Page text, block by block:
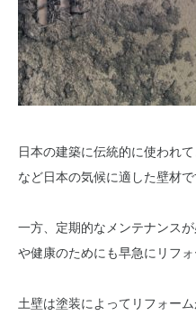
日本の建築に伝統的に使われ
など日本の気候に適した壁材で
一方、定期的なメンテナンス
や健康のためにも早急にリフ
土壁は塗装によってリフォーム